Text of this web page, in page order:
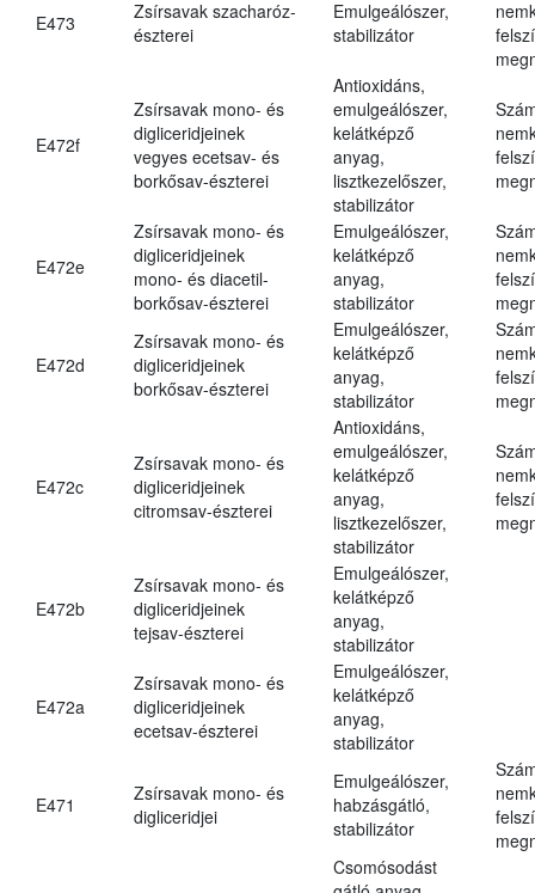
E473
Zsírsavak szacharóz-
észterei
Emulgeálószer,
stabilizátor
E472f
Zsírsavak mono- és
digliceridjeinek
vegyes ecetsav- és
borkősav-észterei
Antioxidáns,
emulgeálószer,
kelátképző
anyag,
lisztkezelőszer,
stabilizátor
E472e
Zsírsavak mono- és
digliceridjeinek
mono- és diacetil-
borkősav-észterei
Emulgeálószer,
kelátképző
anyag,
stabilizátor
E472d
Zsírsavak mono- és
digliceridjeinek
borkősav-észterei
Emulgeálószer,
kelátképző
anyag,
stabilizátor
E472c
Zsírsavak mono- és
digliceridjeinek
citromsav-észterei
Antioxidáns,
emulgeálószer,
kelátképző
anyag,
lisztkezelőszer,
stabilizátor
E472b
Zsírsavak mono- és
digliceridjeinek
tejsav-észterei
Emulgeálószer,
kelátképző
anyag,
stabilizátor
E472a
Zsírsavak mono- és
digliceridjeinek
ecetsav-észterei
Emulgeálószer,
kelátképző
anyag,
stabilizátor
E471
Zsírsavak mono- és
digliceridjei
Emulgeálószer,
habzásgátló,
stabilizátor
Csomósodást